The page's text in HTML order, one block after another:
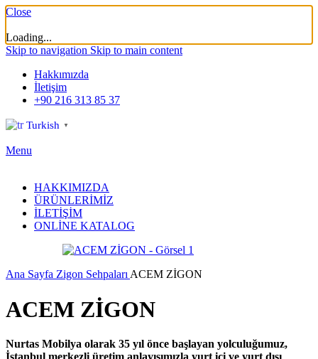
Close
Loading...
Skip to navigation Skip to main content
Hakkımızda
İletişim
+90 216 313 85 37
Turkish ▼
Menu
HAKKIMIZDA
ÜRÜNLERİMİZ
İLETİŞİM
ONLİNE KATALOG
Ana Sayfa Zigon Sehpaları ACEM ZİGON
ACEM ZİGON
Nurtas Mobilya olarak 35 yıl önce başlayan yolculuğumuz,